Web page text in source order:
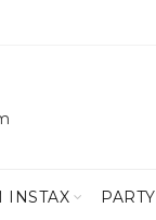
INSTAX PARTY